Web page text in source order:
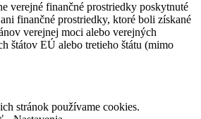
verejné finančné prostriedky poskytnuté
finančné prostriedky, ktoré boli získané
verejnej moci alebo verejných
štátov EÚ alebo tretieho štátu (mimo
stránok používame cookies.